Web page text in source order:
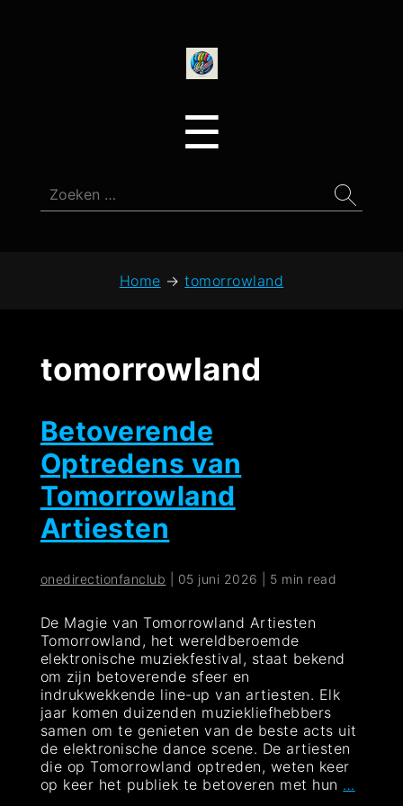
☰
Zoeken
naar:
Home → tomorrowland
tomorrowland
Betoverende
Optredens van
Tomorrowland
Artiesten
onedirectionfanclub 05 juni 2026 5 min read
De Magie van Tomorrowland Artiesten
Tomorrowland, het wereldberoemde
elektronische muziekfestival, staat bekend
om zijn betoverende sfeer en
indrukwekkende line-up van artiesten. Elk
jaar komen duizenden muziekliefhebbers
samen om te genieten van de beste acts uit
de elektronische dance scene. De artiesten
die op Tomorrowland optreden, weten keer
op keer het publiek te betoveren met hun …